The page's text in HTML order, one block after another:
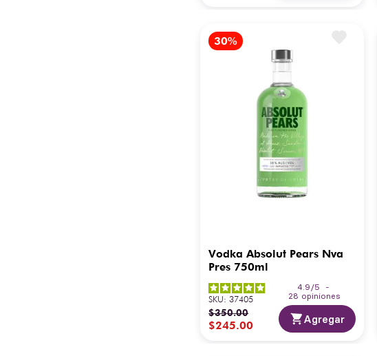
Vodka Absolut Pears Nva
Pres 750ml
4.9 /5
-
28 opiniones
SKU:37405
$350.00
$245.00 Agregar